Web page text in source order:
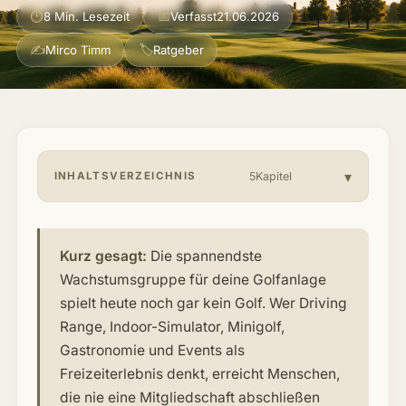
Über mich & Community ▾
Artikel
⏱8 Min. Lesezeit 📅Verfasst21.06.2026
✍Mirco Timm 🏷Ratgeber
INHALTSVERZEICHNIS 5Kapitel
Kurz gesagt: Die spannendste
Wachstumsgruppe für deine Golfanlage
spielt heute noch gar kein Golf. Wer Driving
Range, Indoor-Simulator, Minigolf,
Gastronomie und Events als
Freizeiterlebnis denkt, erreicht Menschen,
die nie eine Mitgliedschaft abschließen